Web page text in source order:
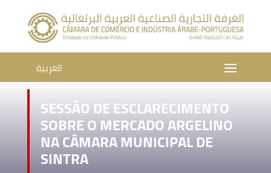
العربية
SESSÃO DE ESCLARECIMENTO
SOBRE O MERCADO ARGELINO
NA CÂMARA MUNICIPAL DE
SINTRA